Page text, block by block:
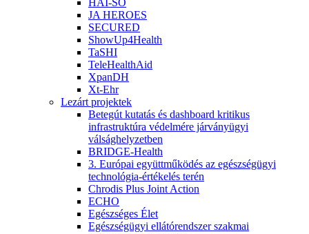
HAI-SO
JA HEROES
SECURED
ShowUp4Health
TaSHI
TeleHealthAid
XpanDH
Xt-Ehr
Lezárt projektek
Betegút kutatás és dashboard kritikus
infrastruktúra védelmére járványügyi
válsághelyzetben
BRIDGE-Health
3. Európai együttműködés az egészségügyi
technológia-értékelés terén
Chrodis Plus Joint Action
ECHO
Egészséges Élet
Egészségügyi ellátórendszer szakmai